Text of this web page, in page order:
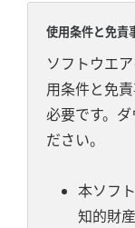
使用条件と免責
ソフトウエ
用条件と免
必要です。
ださい。
本ソフ
知的財